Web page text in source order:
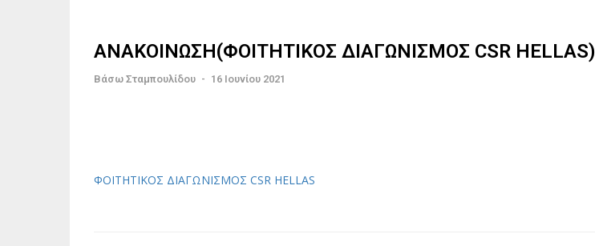
ΑΝΑΚΟΙΝΩΣΗ(ΦΟΙΤΗΤΙΚΟΣ ΔΙΑΓΩΝΙΣΜΟΣ CSR HELLAS)
Βάσω Σταμπουλίδου - 16 Ιουνίου 2021
ΦΟΙΤΗΤΙΚΟΣ ΔΙΑΓΩΝΙΣΜΟΣ CSR HELLAS